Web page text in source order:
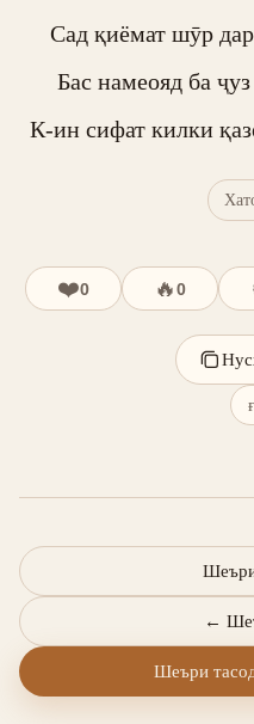
Сад қиёмат шӯр
Бас намеояд ба
К-ин сифат килки
❤️0 🔥0
←
Шеъри